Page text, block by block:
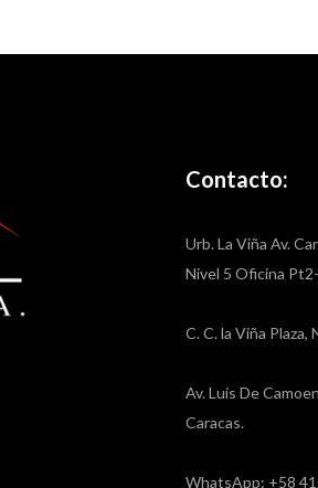
Contacto:
Urb. La Viña Av.
Nivel 5 Oficina
C. C. la Viña
Av. Luis De
Caracas.
WhatsApp: +58